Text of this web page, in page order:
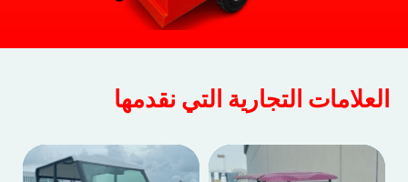
العلامات التجارية التي نقدمها